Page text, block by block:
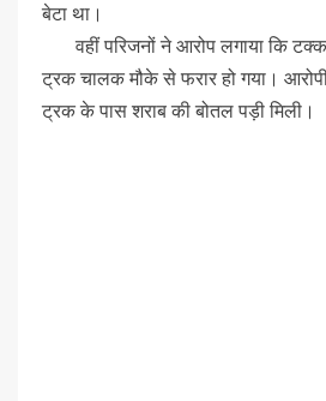
बेटा था।
वहीं परिजनों ने आरोप लगाया कि
ट्रक चालक मौके से फरार हो गया।
ट्रक के पास शराब की बोतल पड़ी मिली।